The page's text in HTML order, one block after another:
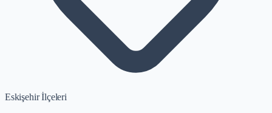
Eskişehir İlçeleri